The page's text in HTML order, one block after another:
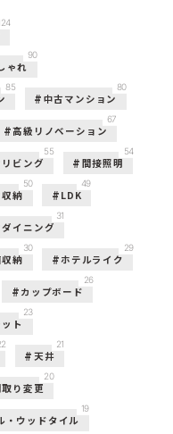
ゃれ
90
85
中古マンション
80
高級リノベーション
67
リビング
55
間接照明
54
収納
50
LDK
49
ダイニング
31
納
30
ホテルライク
29
カップボード
26
ト
23
天井
21
取り変更
20
・ウッドタイル
19